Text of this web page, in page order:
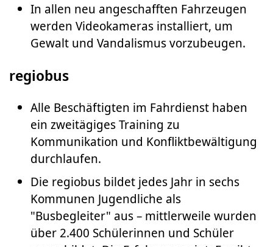
In allen neu angeschafften Fahrzeugen
werden Videokameras installiert, um
Gewalt und Vandalismus vorzubeugen.
regiobus
Alle Beschäftigten im Fahrdienst haben
ein zweitägiges Training zu
Kommunikation und Konfliktbewältigung
durchlaufen.
Die regiobus bildet jedes Jahr in sechs
Kommunen Jugendliche als
"Busbegleiter" aus – mittlerweile wurden
über 2.400 Schülerinnen und Schüler